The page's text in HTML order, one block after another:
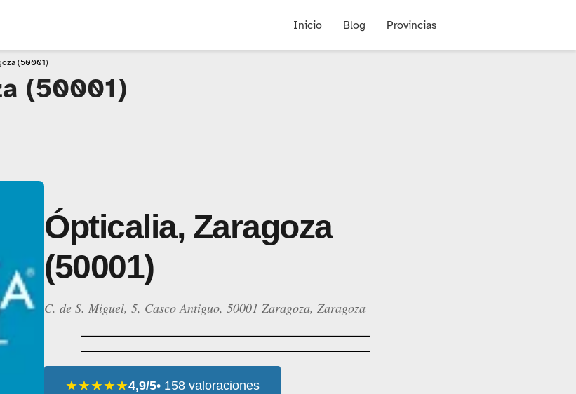
Inicio Blog Provincias
(50001)
(50001)
Ópticalia, Zaragoza
(50001)
C. de S. Miguel, 5, Casco Antiguo, 50001 Zaragoza, Zaragoza
★★★★★4,9/5• 158 valoraciones